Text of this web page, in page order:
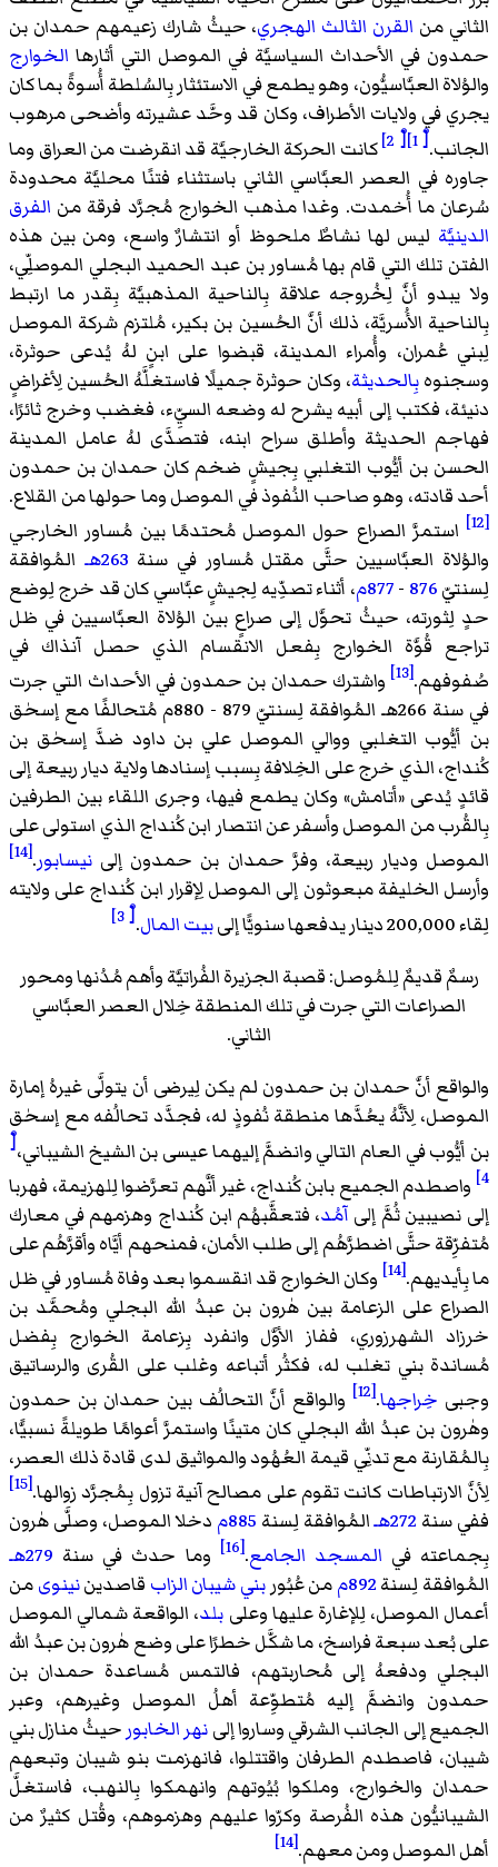
الثاني من القرن الثالث الهجري، حيثُ شارك زعيمهم حمدان بن
حمدون في الأحداث السياسيَّة في الموصل التي أثارها الخوارج
والوُلاة العبَّاسيُّون، وهو يطمع في الاستئثار بِالسُلطة أُسوةً بما كان
يجري في ولايات الأطراف، وكان قد وحَّد عشيرته وأضحى مرهوب
الجانب.[ْ 1] [ْ 2]
كانت الحركة الخارجيَّة قد انقرضت من العراق وما
جاوره في العصر العبَّاسي الثاني باستثناء فتنًا محليَّة محدودة
سُرعان ما أُخمدت. وغدا مذهب الخوارج مُجرَّد فرقة من الفرق
الدينيَّة ليس لها نشاطٌ ملحوظ أو انتشارٌ واسع، ومن بين هذه
الفتن تلك التي قام بها مُساور بن عبد الحميد البجلي الموصلِّي،
ولا يبدو أنَّ لِخُروجه علاقة بِالناحية المذهبيَّة بِقدر ما ارتبط
بِالناحية الأُسريَّة، ذلك أنَّ الحُسين بن بكير، مُلتزم شركة الموصل
لِبني عُمران، وأُمراء المدينة، قبضوا على ابنٍ لهُ يُدعى حوثرة،
وسجنوهبِالحديثة، وكان حوثرة جميلًا فاستغلَّهُ الحُسين لِأغراضٍ
دنيئة، فكتب إلى أبيه يشرح له وضعه السيِّء، فغضب وخرج ثائرًا،
فهاجم الحديثة وأطلق سراح ابنه، فتصدَّى لهُ عامل المدينة
الحسن بن أيُّوب التغلبي بِجيشٍ ضخم كان حمدان بن حمدون
أحد قادته، وهو صاحب النُفوذ في الموصل وما حولها من القلاع.
[12]
استمرَّ الصراع حول الموصل مُحتدمًا بين مُساور الخارجي
والوُلاة العبَّاسيين حتَّى مقتل مُساور في سنة 263هـ
المُوافقة
لِسنتيّ876
-877م ، أثناء تصدِّيه لِجيشٍ عبَّاسي كان قد خرج لِوضع
حدٍ لِثورته، حيثُ تحوَّل إلى صراعٍ بين الوُلاة العبَّاسيين في ظل
تراجع قُوَّة الخوارج بِفعل الانقسام الذي حصل آنذاك في
صُفوفهم.[13]
واشترك حمدان بن حمدون في الأحداث التي جرت
في سنة 266هـ المُوافقة لِسنتيّ 879 - 880م مُتحالفًا مع إسحٰق
بن أيُّوب التغلبي ووالي الموصل علي بن داود ضدَّ إسحٰق بن
كُنداج، الذي خرج على الخِلافة بِسبب إسنادها ولاية ديار ربيعة إلى
قائدٍ يُدعى «أتامش» وكان يطمع فيها، وجرى اللقاء بين الطرفين
بِالقُرب من الموصل وأسفر عن انتصار ابن كُنداج الذي استولى على
الموصل وديار ربيعة، وفرَّ حمدان بن حمدون إلى نيسابور.
[14]
وأرسل الخليفة مبعوثون إلى الموصل لِإقرار ابن كُنداج على ولايته
لِقاء 200,000 دينار يدفعها سنويًّا إلى
بيت المال.[ْ 3]
رسمٌ قديمٌ لِلمُوصل: قصبة الجزيرة الفُراتيَّة وأهم مُدُنها ومحور
الصراعات التي جرت في تلك المنطقة خِلال العصر العبَّاسي
الثاني.
والواقع أنَّ حمدان بن حمدون لم يكن لِيرضى أن يتولَّى غيرهُ إمارة
الموصل، لِأنَّهُ يعُدَّها منطقة نُفوذٍ له، فجدَّد تحالُفه مع إسحٰق
بن أيُّوب في العام التالي وانضمَّ إليهما عيسى بن الشيخ الشيباني،[ْ
4] واصطدم الجميع بابن كُنداج، غير أنَّهم تعرَّضوا لِلهزيمة، فهربا
إلى نصيبين ثُمَّ إلى آمُد، فتعقَّبهُم ابن كُنداج وهزمهم في معارك
مُتفرِّقة حتَّى اضطرَّهُم إلى طلب الأمان، فمنحهم أيَّاه وأقرَّهُم على
ما بِأيديهم.[14]
وكان الخوارج قد انقسموا بعد وفاة مُساور في ظل
الصراع على الزعامة بين هٰرون بن عبدُ الله البجلي ومُحمَّد بن
خرزاد الشهرزوري، ففاز الأوَّل وانفرد بِزعامة الخوارج بِفضل
مُساندة بني تغلب له، فكثُر أتباعه وغلب على القُرى والرساتيق
وجبى خِراجها.
[12]
والواقع أنَّ التحالُف بين حمدان بن حمدون
وهٰرون بن عبدُ الله البجلي كان متينًا واستمرَّ أعوامًا طويلةً نسبيًّا،
بِالمُقارنة مع تدنِّي قيمة العُهُود والمواثيق لدى قادة ذلك العصر،
لِأنَّ الارتباطات كانت تقوم على مصالح آنية تزول بِمُجرَّد زوالها.[15]
ففي سنة 272هـ المُوافقة لِسنة 885م
دخلا الموصل، وصلَّى هٰرون
بِجماعته في المسجد الجامع.
[16] وما حدث في سنة 279هـ
المُوافقة لِسنة892م من عُبُور بني شيبانالزاب قاصديننينوىمن
أعمال الموصل، لِلإغارة عليها وعلى بلد، الواقعة شمالي الموصل
على بُعد سبعة فراسخ، ما شكَّل خطرًا على وضع هٰرون بن عبدُ الله
البجلي ودفعهُ إلى مُحاربتهم، فالتمس مُساعدة حمدان بن
حمدون وانضمَّ إليه مُتطوِّعة أهلُ الموصل وغيرهم، وعبر
الجميع إلى الجانب الشرقي وساروا إلىنهر الخابور حيثُ منازل بني
شيبان، فاصطدم الطرفان واقتتلوا، فانهزمت بنو شيبان وتبعهم
حمدان والخوارج، وملكوا بُيُوتهم وانهمكوا بِالنهب، فاستغلَّ
الشيبانيُّون هذه الفُرصة وكرّوا عليهم وهزموهم، وقُتل كثيرٌ من
أهل الموصل ومن معهم.[14]